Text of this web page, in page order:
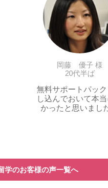
岡藤 優子 様
20代半ば
無料サポートパッ
し込んでおいて本
かったと思いまし
学のお客様の声一覧へ